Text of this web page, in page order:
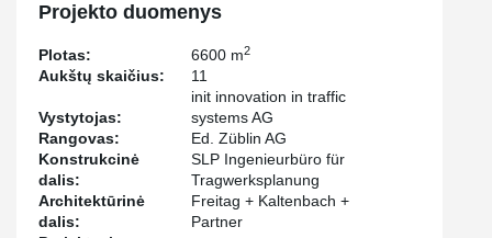
Projekto duomenys
Plotas: 6600 m2
Aukštų skaičius: 11
Vystytojas:
init innovation in traffic
systems AG
Rangovas:
Ed. Züblin AG
Konstrukcinė
dalis:
SLP Ingenieurbüro für
Tragwerksplanung
Architektūrinė
dalis:
Freitag + Kaltenbach +
Partner